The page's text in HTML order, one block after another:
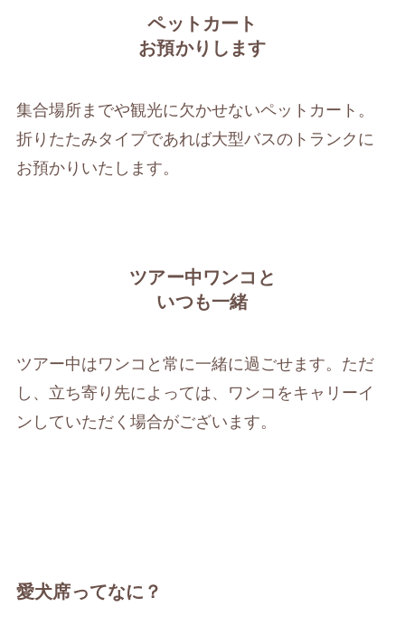
ペットカート
お預かりします
集合場所までや観光に欠かせないペットカート。
折りたたみタイプであれば大型バスのトランクに
お預かりいたします。
ツアー中ワンコと
いつも一緒
ツアー中はワンコと常に一緒に過ごせます。ただ
し、立ち寄り先によっては、ワンコをキャリーイ
ンしていただく場合がございます。
愛犬席ってなに？